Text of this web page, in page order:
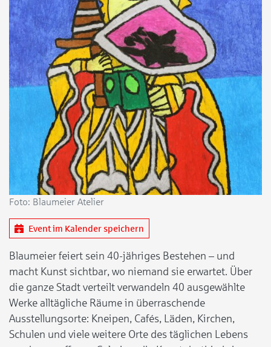
Foto: Blaumeier Atelier
Event im Kalender speichern
Blaumeier feiert sein 40-jähriges Bestehen – und
macht Kunst sichtbar, wo niemand sie erwartet. Über
die ganze Stadt verteilt verwandeln 40 ausgewählte
Werke alltägliche Räume in überraschende
Ausstellungsorte: Kneipen, Cafés, Läden, Kirchen,
Schulen und viele weitere Orte des täglichen Lebens